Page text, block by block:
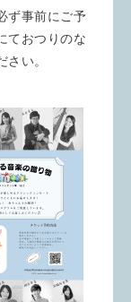
ず事前にご予
ておつりのな
い。